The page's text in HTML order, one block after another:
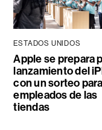
ESTADOS UNIDOS
Apple se prepara
lanzamiento del
con un sorteo para
empleados de las
tiendas